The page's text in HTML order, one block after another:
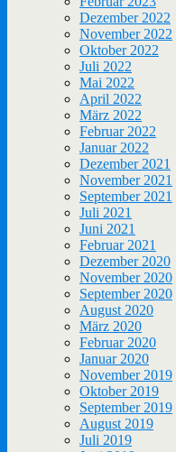
Dezember 2022
November 2022
Oktober 2022
Juli 2022
Mai 2022
April 2022
März 2022
Februar 2022
Januar 2022
Dezember 2021
November 2021
September 2021
Juli 2021
Juni 2021
Februar 2021
Dezember 2020
November 2020
September 2020
August 2020
März 2020
Februar 2020
Januar 2020
November 2019
Oktober 2019
September 2019
August 2019
Juli 2019